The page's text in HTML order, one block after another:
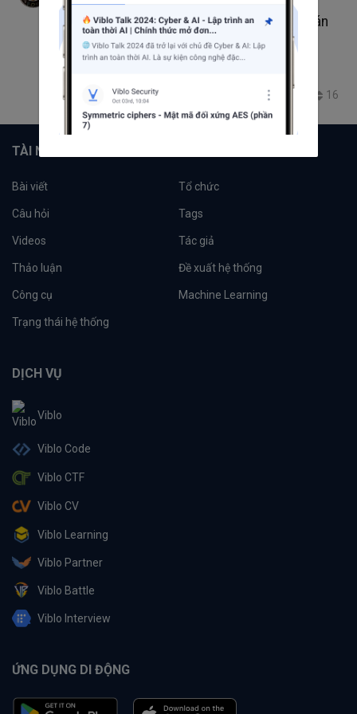
Tìm hiểu kiến trúc mạng WPOD cho bài toán
phát hiện biển số xe
Happy New Year #ComputerVision
Deep Leanring
5.5K 3 6 16
TÀI NGUYÊN
Bài viết Tổ chức
Câu hỏi Tags
Videos Tác giả
Thảo luận Đề xuất hệ thống
Công cụ Machine Learning
Trạng thái hệ thống
DỊCH VỤ
Viblo
Viblo Code
Viblo CTF
Viblo CV
Viblo Learning
Viblo Partner
Viblo Battle
Viblo Interview
ỨNG DỤNG DI ĐỘNG